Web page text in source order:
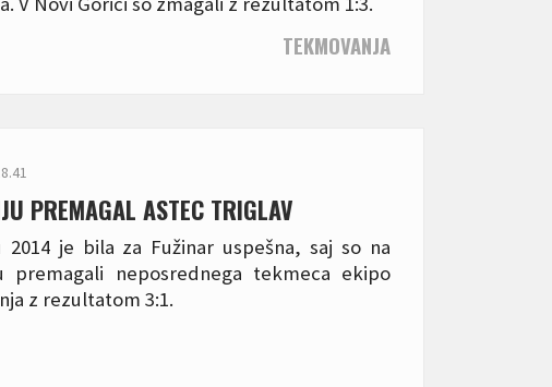
TEKMOVANJA
PREMAGAL ASTEC TRIGLAV
je bila za Fužinar uspešna, saj so na
premagali neposrednega tekmeca ekipo
z rezultatom 3:1.